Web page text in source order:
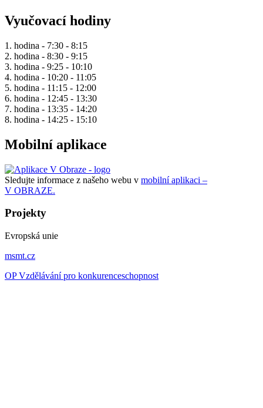
Vyučovací hodiny
1. hodina - 7:30 - 8:15
2. hodina - 8:30 - 9:15
3. hodina - 9:25 - 10:10
4. hodina - 10:20 - 11:05
5. hodina - 11:15 - 12:00
6. hodina - 12:45 - 13:30
7. hodina - 13:35 - 14:20
8. hodina - 14:25 - 15:10
Mobilní aplikace
Sledujte informace z našeho webu v mobilní aplikaci –
V OBRAZE.
Projekty
Evropská unie
msmt.cz
OP Vzdělávání pro konkurenceschopnost